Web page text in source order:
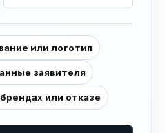
или логотип
заявителя
или отказе